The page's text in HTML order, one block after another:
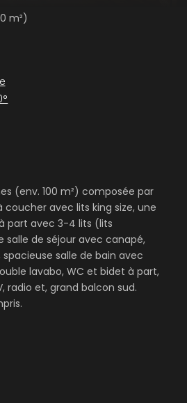
m²)
(env. 100 m²) composée par
avec lits king size, une
part avec 3-4 lits (lits
salle de séjour avec canapé,
salle de bain avec
lavabo, WC et bidet à part,
radio et, grand balcon sud.